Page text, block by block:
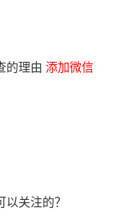
的理由添加微信
关注的？